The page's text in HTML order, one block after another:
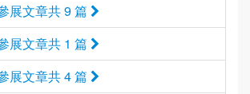
展文章共 9 篇
展文章共 1 篇
展文章共 4 篇